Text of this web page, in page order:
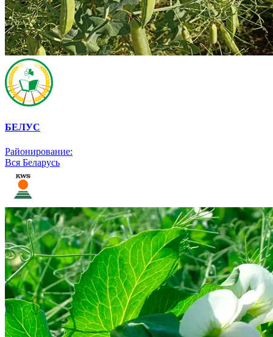
БЕЛУС
Районирование:
Вся Беларусь